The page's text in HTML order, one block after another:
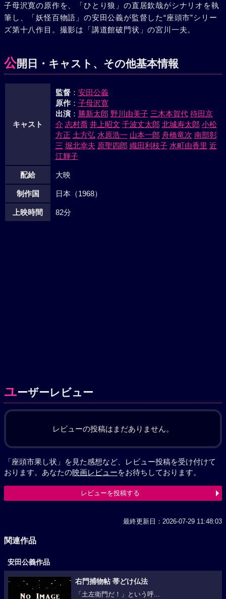
た。間合いを計った弦八郎は大刀を一閃、とび違った市の仕
込杖がキラリと光った。倒れたのは弦八郎だった。その時、
様子を見に来たお志律と順庵は、倒れた弦八郎にすがりつい
え、またしても人を斬り、順庵父娘を悲しみに追いやった市
は自分がいやにならざるを得なかった。宿場町を黙って去っ
子母沢寛の原作を、「ひとり狼」の直居欽哉がシナリオを執
筆し、「妖怪百物語」の安田公義が監督した“座頭市”シリー
ズ第十八作目。撮影は「講道館破門状」の宮川一夫。
公開日・キャスト、その他基本情報
キャスト
監督： 安田公義
原作： 子母沢寛
出演： 勝新太郎 野川由美子 三木本賀代 待田京
介 志村喬 井上昭文 千波丈太郎 北城寿太郎 小松
方正 土方弘 水原浩一 山本一郎 舟橋竜次 南部彰
三 堀北幸夫 原聖四郎 織田利枝子 水町由香里 近
江輝子
配給 大映
制作国 日本（1968）
上映時間 82分
ユーザーレビュー
レビューの投稿はまだありません。
「座頭市果し状」を見た感想など、レビュー投稿を受け付けて
おります。あなたの映画レビューをお待ちしております。
レビューを投稿する
最終更新日：2026-07-29 11:48:03
関連作品
安田公義作品
右門捕物帖 帯どけ仏法
「土左衛門だ！」という呼...